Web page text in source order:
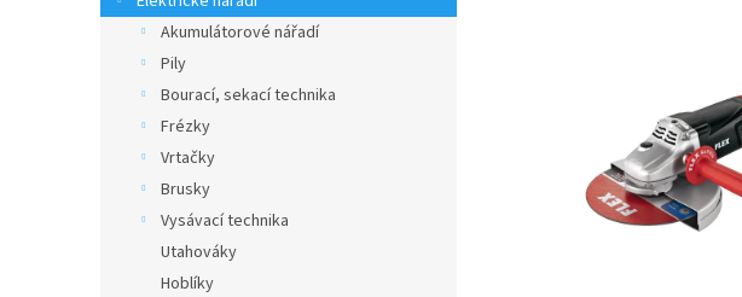
a
Akumulátorové nářadí
Pily
Bourací, sekací technika
Frézky
Vrtačky
Brusky
Vysávací technika
Utahováky
Hoblíky